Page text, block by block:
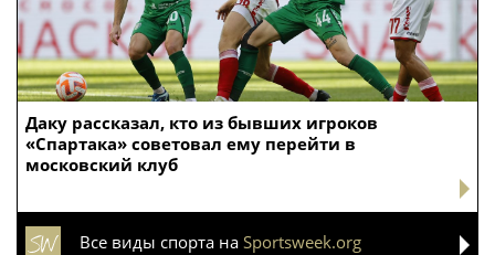
Даку рассказал, кто из бывших игроков
«Спартака» советовал ему перейти в
московский клуб
Все виды спорта на Sportsweek.org